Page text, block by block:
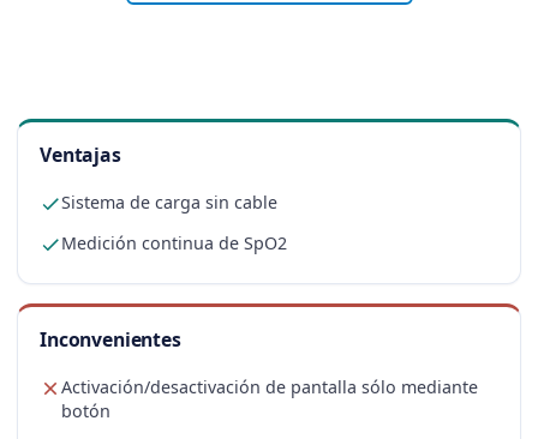
Ventajas
Sistema de carga sin cable
Medición continua de SpO2
Inconvenientes
Activación/desactivación de pantalla sólo mediante
botón